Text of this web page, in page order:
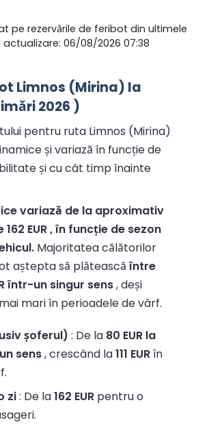
pe rezervările de feribot din ultimele
actualizare: 06/08/2026 07:38
Limnos (Mirina) la
2026 )
pentru ruta Limnos (Mirina)
și variază în funcție de
și cu cât timp înainte
variază de la aproximativ
162 EUR , în funcție de sezon
Majoritatea călătorilor
aștepta să plătească între
într-un singur sens, deși
mari în perioadele de vârf.
șoferul) : De la 80 EUR la
sens, crescând la111 EURîn
zi: De la162 EUR pentru o